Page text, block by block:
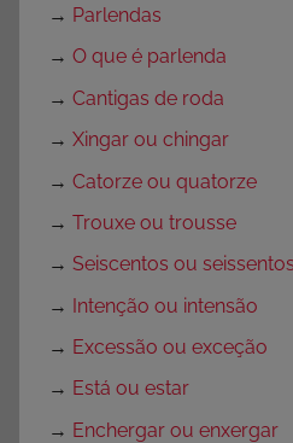
→ Parlendas
→ O que é parlenda
→ Cantigas de roda
→ Xingar ou chingar
→ Catorze ou quatorze
→ Trouxe ou trousse
→ Seiscentos ou seissentos
→ Intenção ou intensão
→ Excessão ou exceção
→ Está ou estar
→ Enchergar ou enxergar